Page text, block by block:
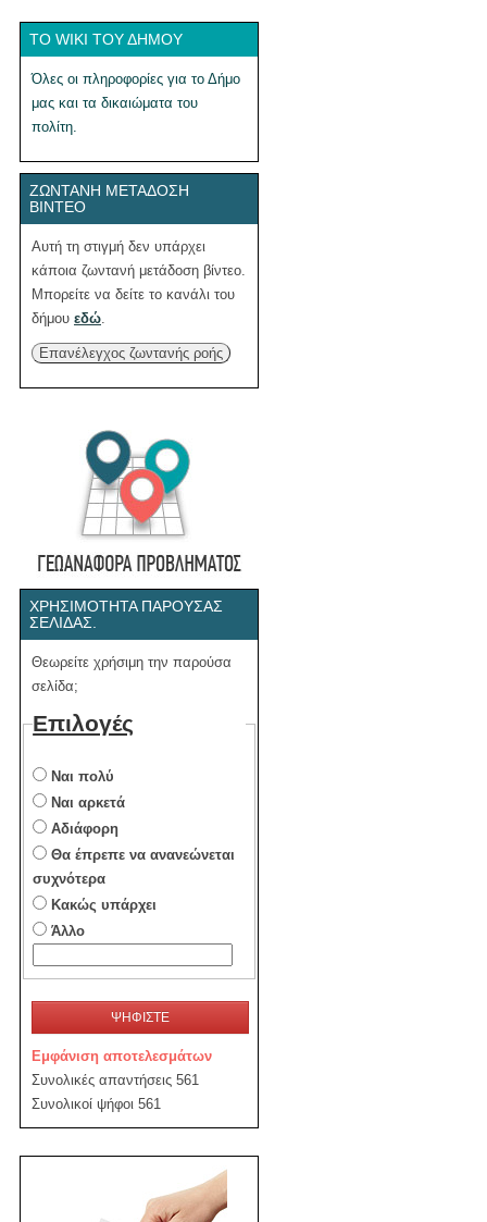
ΤΟ WIKI ΤΟΥ ΔΉΜΟΥ
Όλες οι πληροφορίες για το Δήμο
μας και τα δικαιώματα του
πολίτη.
ΖΩΝΤΑΝΉ ΜΕΤΆΔΟΣΗ
ΒΊΝΤΕΟ
Αυτή τη στιγμή δεν υπάρχει
κάποια ζωντανή μετάδοση βίντεο.
Μπορείτε να δείτε το κανάλι του
δήμου εδώ.
Επανέλεγχος ζωντανής ροής
ΧΡΗΣΙΜΌΤΗΤΑ ΠΑΡΟΎΣΑΣ
ΣΕΛΊΔΑΣ.
Θεωρείτε χρήσιμη την παρούσα
σελίδα;
Επιλογές
Ναι πολύ
Ναι αρκετά
Αδιάφορη
Θα έπρεπε να ανανεώνεται
συχνότερα
Κακώς υπάρχει
Άλλο
ΨΗΦΙΣΤΕ
Εμφάνιση αποτελεσμάτων
Συνολικές απαντήσεις 561
Συνολικοί ψήφοι 561